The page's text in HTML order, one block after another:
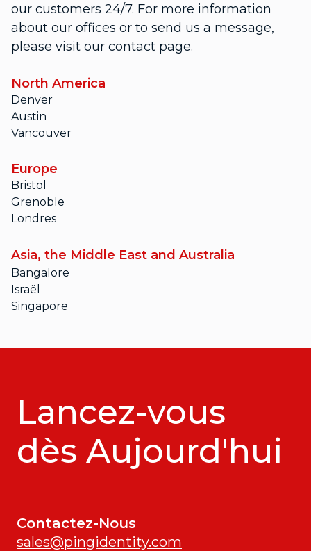
our customers 24/7. For more information
about our offices or to send us a message,
please visit our contact page.
North America
Denver
Austin
Vancouver
Europe
Bristol
Grenoble
Londres
Asia, the Middle East and Australia
Bangalore
Israël
Singapore
Lancez-vous
dès Aujourd'hui
Contactez-Nous
sales@pingidentity.com